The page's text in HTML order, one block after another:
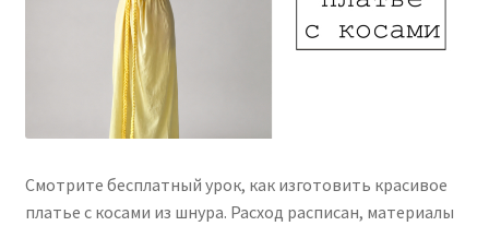
Смотрите бесплатный урок, как изготовить красивое
платье с косами из шнура. Расход расписан, материалы